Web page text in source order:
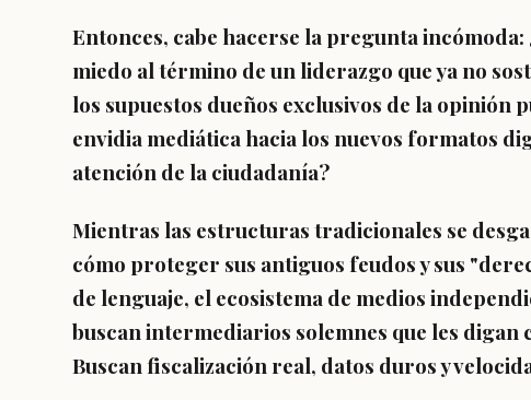
Entonces, cabe hacerse la pregunta incómoda:
miedo al término de un liderazgo que ya no
los supuestos dueños exclusivos de la opinión
envidia mediática hacia los nuevos formatos
atención de la ciudadanía?
Mientras las estructuras tradicionales se
cómo proteger sus antiguos feudos y sus
de lenguaje, el ecosistema de medios
buscan intermediarios solemnes que les digan
Buscan fiscalización real, datos duros y